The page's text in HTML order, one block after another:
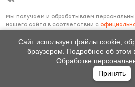
Избранное
Мы получаем и обрабатываем
нашего сайта в соответствии с
необходимо покинуть наш сайт.
Сайт использует файлы cookie,
браузером. Подробнее об этом
Обработке
Принять